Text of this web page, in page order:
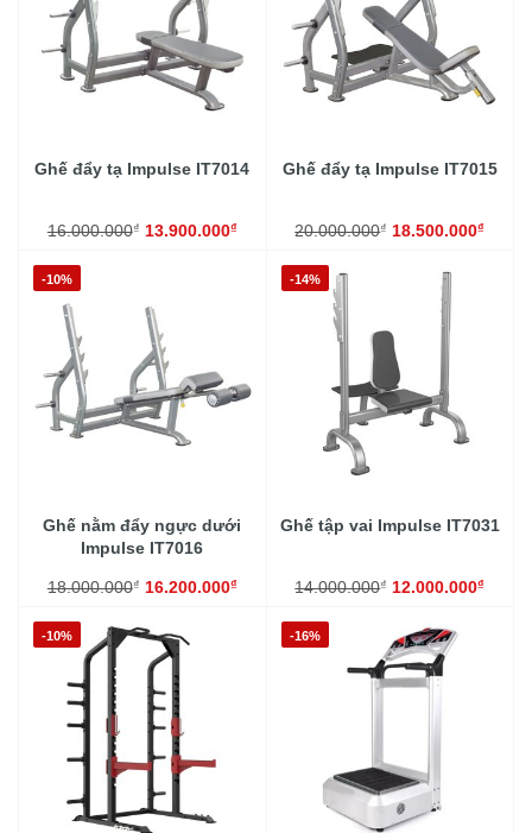
Ghế đẩy tạ Impulse IT7014
16.000.000₫ 13.900.000₫
Ghế đẩy tạ Impulse IT7015
20.000.000₫ 18.500.000₫
-10%
Ghế nằm đẩy ngực dưới
Impulse IT7016
18.000.000₫ 16.200.000₫
-14%
Ghế tập vai Impulse IT7031
14.000.000₫ 12.000.000₫
-10% -16%